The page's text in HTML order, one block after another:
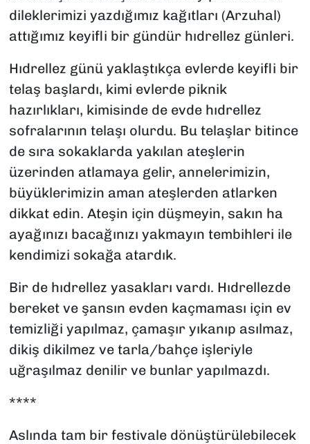
dileklerimizi yazdığımız kağıtları (Arzuhal)
attığımız keyifli bir gündür hıdrellez günleri.
Hıdrellez günü yaklaştıkça evlerde keyifli bir
telaş başlardı, kimi evlerde piknik
hazırlıkları, kimisinde de evde hıdrellez
sofralarının telaşı olurdu. Bu telaşlar bitince
de sıra sokaklarda yakılan ateşlerin
üzerinden atlamaya gelir, annelerimizin,
büyüklerimizin aman ateşlerden atlarken
dikkat edin. Ateşin için düşmeyin, sakın ha
ayağınızı bacağınızı yakmayın tembihleri ile
kendimizi sokağa atardık.
Bir de hıdrellez yasakları vardı. Hıdrellezde
bereket ve şansın evden kaçmaması için ev
temizliği yapılmaz, çamaşır yıkanıp asılmaz,
dikiş dikilmez ve tarla/bahçe işleriyle
uğraşılmaz denilir ve bunlar yapılmazdı.
****
Aslında tam bir festivale dönüştürülebilecek
TEKNOLOJİ
YAŞAM
YEREL YÖNETİMLER